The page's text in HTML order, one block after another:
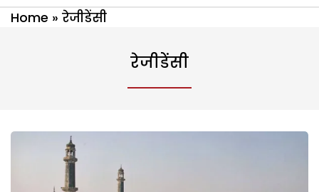
Home » रेजीडेंसी
रेजीडेंसी